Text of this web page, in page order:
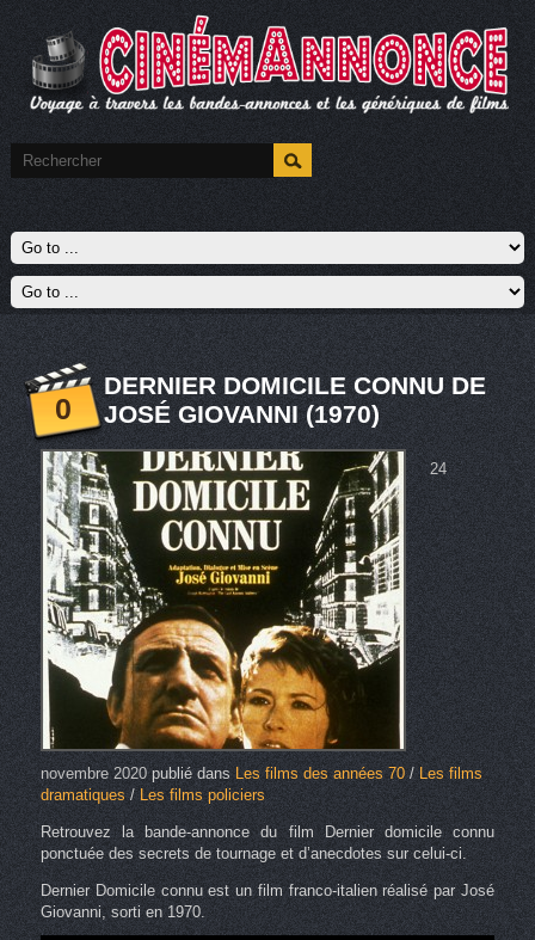
0
DERNIER DOMICILE CONNU DE
JOSÉ GIOVANNI (1970)
24
novembre 2020publié dans Les films des années 70/Les films
dramatiques/Les films policiers
Retrouvez la bande-annonce du film Dernier domicile connu
ponctuée des secrets de tournage et d’anecdotes sur celui-ci.
Dernier Domicile connu est un film franco-italien réalisé par José
Giovanni, sorti en 1970.